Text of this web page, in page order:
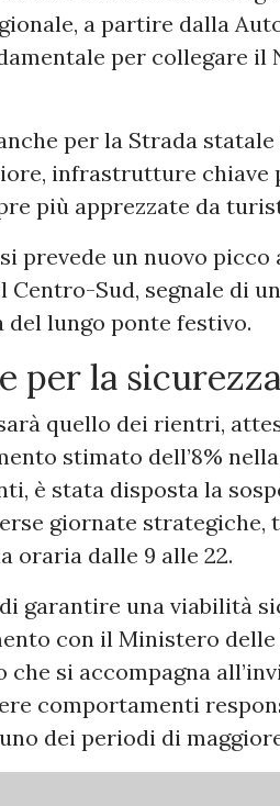
a partire dalla
per collegare il
per la Strada statale
infrastrutture chiave
più apprezzate da
prevede un nuovo
Centro-Sud, segnale di
lungo ponte festivo.
per la
quello dei rientri,
stimato dell’8%
è stata disposta la
giornate strategiche,
oraria dalle 9 alle 22.
garantire una viabilità
con il Ministero
che si accompagna
comportamenti
dei periodi di